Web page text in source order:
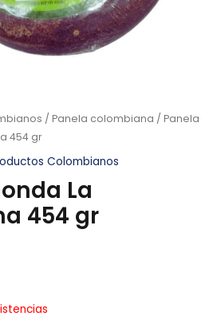
/ Panela colombiana / Panela
454 gr
Colombianos
La
454 gr